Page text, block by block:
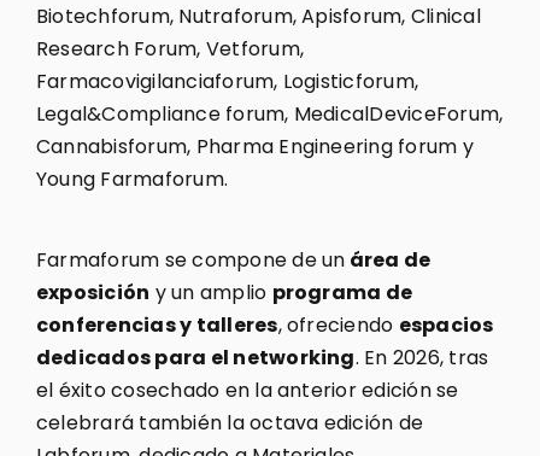
Biotechforum, Nutraforum, Apisforum, Clinical
Research Forum, Vetforum,
Farmacovigilanciaforum, Logisticforum,
Legal&Compliance forum, MedicalDeviceForum,
Cannabisforum, Pharma Engineering forum y
Young Farmaforum.
Farmaforum se compone de un área de
exposición y un amplio programa de
conferencias y talleres, ofreciendo espacios
dedicados para el networking. En 2026, tras
el éxito cosechado en la anterior edición se
celebrará también la octava edición de